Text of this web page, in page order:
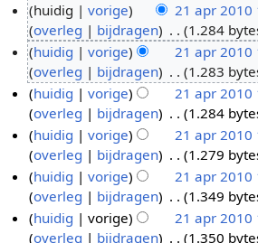
1
p
2
1
huidig vorige 21 apr 2010
overleg
bijdragen 1.284
G
e
e
n
b
e
w
e
r
k
huidig vorige 21 apr 2010
overleg
bijdragen 1.283
G
e
e
n
b
e
w
e
huidig vorige 21 apr 2010
overleg
bijdragen 1.284
G
e
e
n
b
e
huidig vorige 21 apr 2010
overleg
bijdragen 1.279
G
e
e
n
huidig vorige 21 apr 2010
overleg
bijdragen 1.349
G
e
huidig vorige 21 apr 2010
overleg
bijdragen 1.350